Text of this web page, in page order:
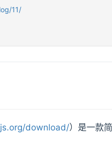
11/
download/）是一款